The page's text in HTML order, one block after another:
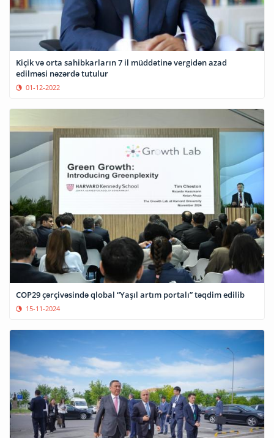
Kiçik və orta sahibkarların 7 il müddətinə vergidən azad
edilməsi nəzərdə tutulur
01-12-2022
COP29 çərçivəsində qlobal “Yaşıl artım portalı” təqdim edilib
15-11-2024